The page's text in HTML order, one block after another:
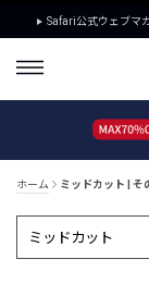
Safari公式ウェブマ
ホーム ミッドカット | そ